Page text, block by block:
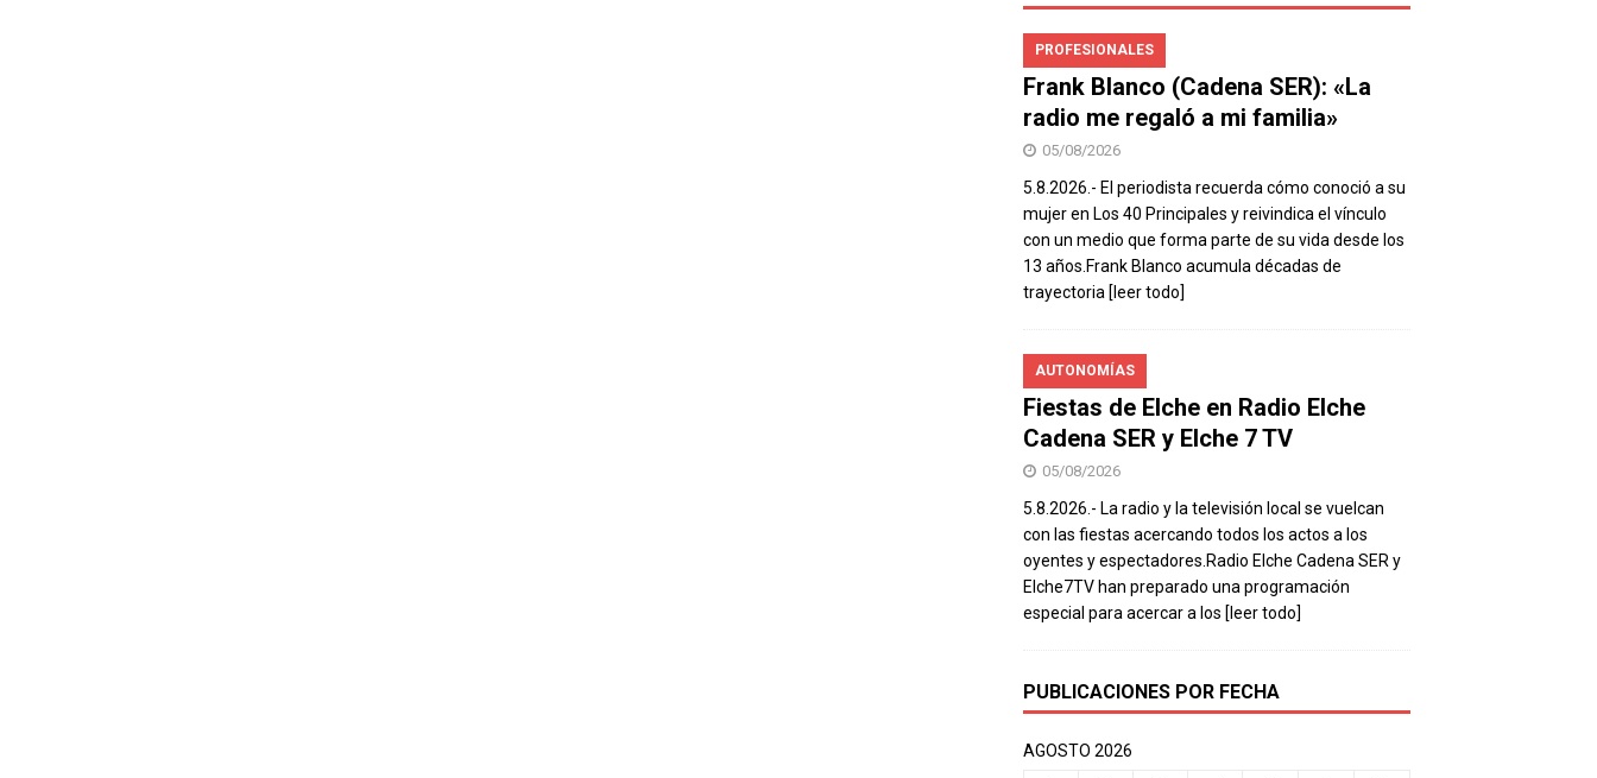
PROFESIONALES
Frank Blanco (Cadena SER): «La
radio me regaló a mi familia»
05/08/2026
5.8.2026.- El periodista recuerda cómo conoció a su
mujer en Los 40 Principales y reivindica el vínculo
con un medio que forma parte de su vida desde los
13 años.Frank Blanco acumula décadas de
trayectoria [leer todo]
AUTONOMÍAS
Fiestas de Elche en Radio Elche
Cadena SER y Elche 7 TV
05/08/2026
5.8.2026.- La radio y la televisión local se vuelcan
con las fiestas acercando todos los actos a los
oyentes y espectadores.Radio Elche Cadena SER y
Elche7TV han preparado una programación
especial para acercar a los [leer todo]
PUBLICACIONES POR FECHA
AGOSTO 2026